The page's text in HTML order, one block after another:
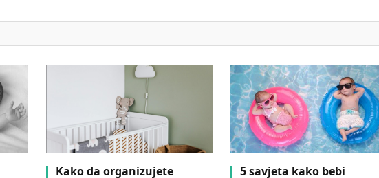
Kako da organizujete 5 savjeta kako bebi